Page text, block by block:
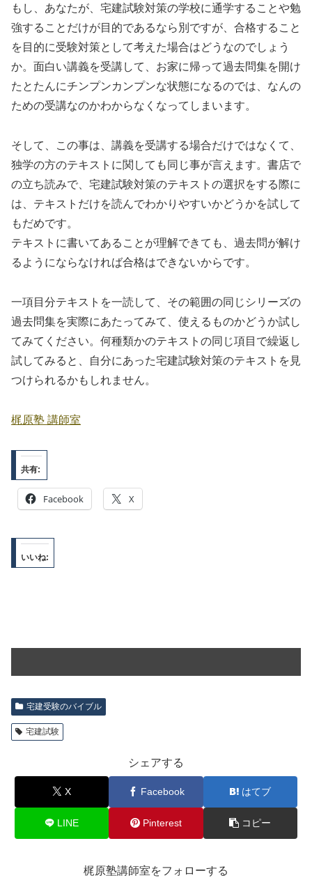
もし、あなたが、宅建試験対策の学校に通学することや勉
強することだけが目的であるなら別ですが、合格すること
を目的に受験対策として考えた場合はどうなのでしょう
か。面白い講義を受講して、お家に帰って過去問集を開け
たとたんにチンプンカンプンな状態になるのでは、なんの
ための受講なのかわからなくなってしまいます。
そして、この事は、講義を受講する場合だけではなくて、
独学の方のテキストに関しても同じ事が言えます。書店で
の立ち読みで、宅建試験対策のテキストの選択をする際に
は、テキストだけを読んでわかりやすいかどうかを試して
もだめです。
テキストに書いてあることが理解できても、過去問が解け
るようにならなければ合格はできないからです。
一項目分テキストを一読して、その範囲の同じシリーズの
過去問集を実際にあたってみて、使えるものかどうか試し
てみてください。何種類かのテキストの同じ項目で繰返し
試してみると、自分にあった宅建試験対策のテキストを見
つけられるかもしれません。
梶原塾 講師室
共有:
Facebook X
いいね:
宅建受験のバイブル
宅建試験
シェアする
X Facebook はてブ
LINE Pinterest コピー
梶原塾講師室をフォローする